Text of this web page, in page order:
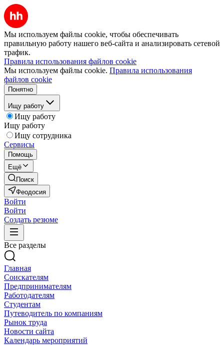
Мы используем файлы cookie, чтобы обеспечивать
правильную работу нашего веб-сайта и анализировать сетевой
трафик.
Правила использования файлов cookie
Мы используем файлы cookie. Правила использования
файлов cookie
Понятно
Ищу работу
Ищу работу
Ищу работу
Ищу сотрудника
Сервисы
Помощь
Ещё
Поиск
Феодосия
Войти
Войти
Создать резюме
Все разделы
Главная
Соискателям
Предпринимателям
Работодателям
Студентам
Путеводитель по компаниям
Рынок труда
Новости сайта
Календарь мероприятий